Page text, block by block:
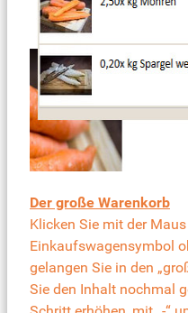
Der große Warenkorb
Klicken Sie mit der
Einkaufswagensymbol
gelangen Sie in den
Sie den Inhalt nochmal